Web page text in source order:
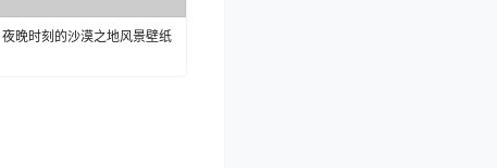
夜晚时刻的沙漠之地风景壁纸